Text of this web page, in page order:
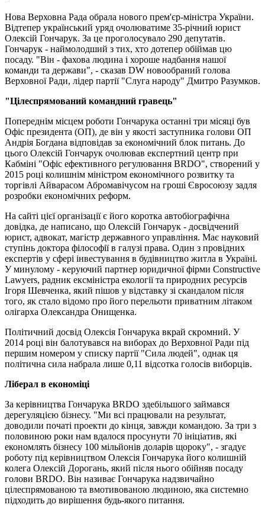
Нова Верховна Рада обрала нового прем'єр-міністра України.
Відтепер український уряд очолюватиме 35-річний юрист
Олексій Гончарук. За це проголосувало 290 депутатів.
Гончарук - наймолодший з тих, хто дотепер обіймав цю
посаду. "Він - фахова людина і хороше надбання нашої
команди та держави", - сказав DW новообраний голова
Верховної Ради, лідер партії "Слуга народу" Дмитро Разумков.
"Цілеспрямований командний гравець"
Попереднім місцем роботи Гончарука останні три місяці був
Офіс президента (ОП), де він у якості заступника голови ОП
Андрія Богдана відповідав за економічний блок питань. До
цього Олексій Гончарук очолював експертний центр при
Кабміні "Офіс ефективного регулювання BRDO", створений у
2015 році колишнім міністром економічного розвитку та
торгівлі Айварасом Абромавічусом на гроші Євросоюзу задля
розробки економічних реформ.
На сайті цієї організації є його коротка автобіографічна
довідка, де написано, що Олексій Гончарук - досвідчений
юрист, адвокат, магістр державного управління. Має науковий
ступінь доктора філософії в галузі права. Один з провідних
експертів у сфері інвестування в будівництво житла в Україні.
У минулому - керуючий партнер юридичної фірми Constructive
Lawyers, радник ексміністра екології та природних ресурсів
Ігоря Шевченка, який пішов у відставку зі скандалом після
того, як стало відомо про його перельоти приватним літаком
олігарха Олександра Онищенка.
Політичний досвід Олексія Гончарука вкрай скромний. У
2014 році він балотувався на виборах до Верховної Ради під
першим номером у списку партії "Сила людей", однак ця
політична сила набрала лише 0,11 відсотка голосів виборців.
Ліберал в економіці
За керівництва Гончарука BRDO здебільшого займався
дерегуляцією бізнесу. "Ми всі працювали на результат,
доводили початі проекти до кінця, завжди командою. За три з
половиною роки нам вдалося просунути 70 ініціатив, які
економлять бізнесу 100 мільйонів доларів щороку", - згадує
роботу під керівництвом Олексія Гончарука його колишній
колега Олексій Дорогань, який після нього обійняв посаду
голови BRDO. Він називає Гончарука надзвичайно
цілеспрямованою та вмотивованою людиною, яка системно
підходить до вирішення будь-якого питання.